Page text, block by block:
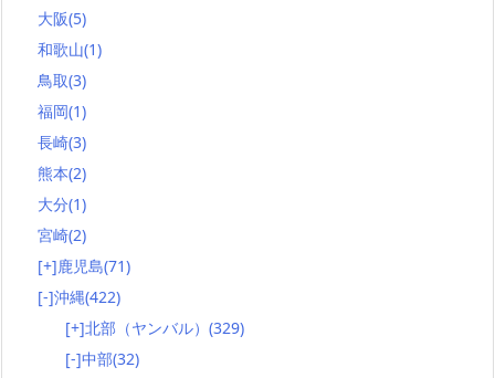
大阪(5)
和歌山(1)
鳥取(3)
福岡(1)
長崎(3)
熊本(2)
大分(1)
宮崎(2)
[+]鹿児島(71)
[-]沖縄(422)
[+]北部（ヤンバル） (329)
[-]中部(32)